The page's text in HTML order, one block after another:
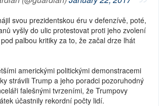
svou prezidentskou éru v defenzívě, poté,
vyšly do ulic protestovat proti jeho zvolení
palbou kritiky za to, že začal drze lhát
americkými politickými demonstracemi
strávili Trump a jeho poradci pozoruhodný
falešnými tvrzeními, že Trumpovy
účastnily rekordní počty lidí.